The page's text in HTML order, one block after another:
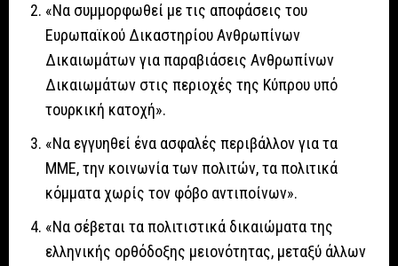
«Να συμμορφωθεί με τις αποφάσεις του
Ευρωπαϊκού Δικαστηρίου Ανθρωπίνων
Δικαιωμάτων για παραβιάσεις Ανθρωπίνων
Δικαιωμάτων στις περιοχές της Κύπρου υπό
τουρκική κατοχή».
«Να εγγυηθεί ένα ασφαλές περιβάλλον για τα
ΜΜΕ, την κοινωνία των πολιτών, τα πολιτικά
κόμματα χωρίς τον φόβο αντιποίνων».
«Να σέβεται τα πολιτιστικά δικαιώματα της
ελληνικής ορθόδοξης μειονότητας, μεταξύ άλλων